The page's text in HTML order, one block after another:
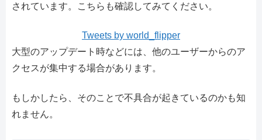
されています。こちらも確認してみてください。
Tweets by world_flipper
大型のアップデート時などには、他のユーザーからのア
クセスが集中する場合があります。
もしかしたら、そのことで不具合が起きているのかも知
れません。